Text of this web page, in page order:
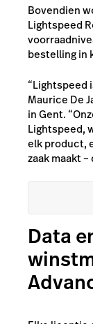
Bovendien
Lightspeed
bestelling in
“Lightspeed
Maurice De
in Gent.
Lightspeed,
elk product,
zaak maakt –
Data